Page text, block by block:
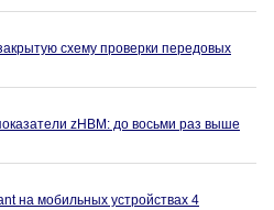
схему проверки передовых
zHBM: до восьми раз выше
на мобильных устройствах 4